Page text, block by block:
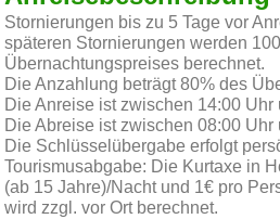
Stornierungen bis zu 5 Tage vor
späteren Stornierungen werden
Übernachtungspreises berechnet.
Die Anzahlung beträgt 80% des
Die Anreise ist zwischen 14:00
Die Abreise ist zwischen 08:00
Die Schlüsselübergabe erfolgt
Tourismusabgabe: Die Kurtaxe in
(ab 15 Jahre)/Nacht und 1€ pro
wird zzgl. vor Ort berechnet.